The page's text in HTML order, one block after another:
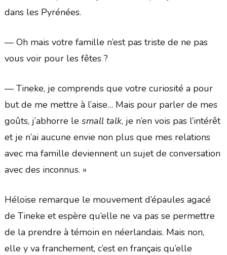
dans les Pyrénées.
— Oh mais votre famille n’est pas triste de ne pas
vous voir pour les fêtes ?
— Tineke, je comprends que votre curiosité a pour
but de me mettre à l’aise… Mais pour parler de mes
goûts, j’abhorre le small talk, je n’en vois pas l’intérêt
et je n’ai aucune envie non plus que mes relations
avec ma famille deviennent un sujet de conversation
avec des inconnus. »
Héloïse remarque le mouvement d’épaules agacé
de Tineke et espère qu’elle ne va pas se permettre
de la prendre à témoin en néerlandais. Mais non,
elle y va franchement, c’est en français qu’elle